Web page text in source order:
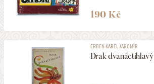
190 Kč
ERBEN KAREL JAROMÍR
Drak dvanáctihlavý